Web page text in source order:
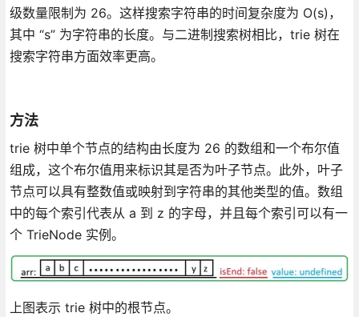
级数量限制为 26。这样搜索字符串的时间复杂度为 O(s)，
其中 “s” 为字符串的长度。与二进制搜索树相比，trie 树在
搜索字符串方面效率更高。
方法
trie 树中单个节点的结构由长度为 26 的数组和一个布尔值
组成，这个布尔值用来标识其是否为叶子节点。此外，叶子
节点可以具有整数值或映射到字符串的其他类型的值。数组
中的每个索引代表从 a 到 z 的字母，并且每个索引可以有一
个 TrieNode 实例。
上图表示 trie 树中的根节点。